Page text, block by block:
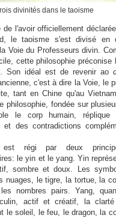
divinités dans le taoisme
de l'avoir officiellement
le taoisme s'est divisé en
Voie du Professeurs divin.
cette philosophie préconise
Son idéal est de revenir ao
c'est à dire la Voie, le
tant en Chine qu'au
philosophie, fondée sur
le corp humain, réplique
et des contradictions
régi par deux
le yin et le yang. Yin
sombre et doux. Les
nuages, le tigre, la tortue, la
nombres pairs. Yang,
actif et créatif, la
le soleil, le feu, le dragon, la